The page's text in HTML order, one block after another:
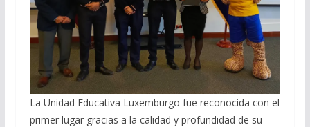
La Unidad Educativa Luxemburgo fue reconocida con el
primer lugar gracias a la calidad y profundidad de su